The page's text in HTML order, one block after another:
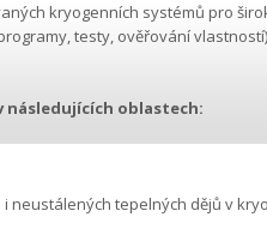
kryogenních systémů pro
testy, ověřování
následujících oblastech:
neustálených tepelných dějů v